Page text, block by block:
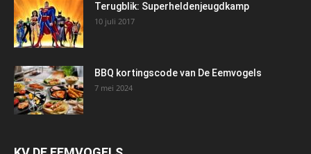
Terugblik: Superheldenjeugdkamp
10 juli 2017
BBQ kortingscode van De Eemvogels
7 mei 2024